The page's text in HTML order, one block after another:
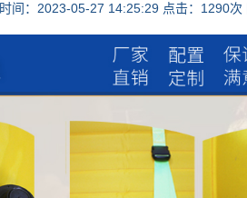
时间：2023-05-27 14:25:29 点击： 1290次